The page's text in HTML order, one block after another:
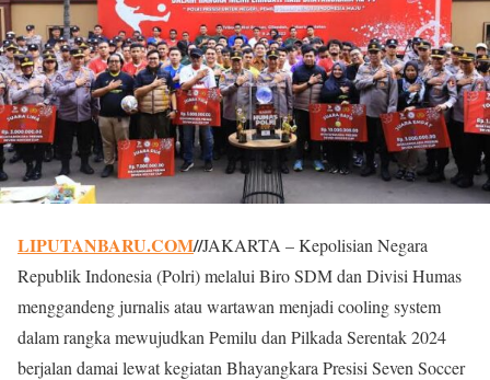
LIPUTANBARU.COM//JAKARTA – Kepolisian Negara
Republik Indonesia (Polri) melalui Biro SDM dan Divisi Humas
menggandeng jurnalis atau wartawan menjadi cooling system
dalam rangka mewujudkan Pemilu dan Pilkada Serentak 2024
berjalan damai lewat kegiatan Bhayangkara Presisi Seven Soccer